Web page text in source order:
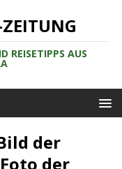
REISETIPPS AUS
der
der